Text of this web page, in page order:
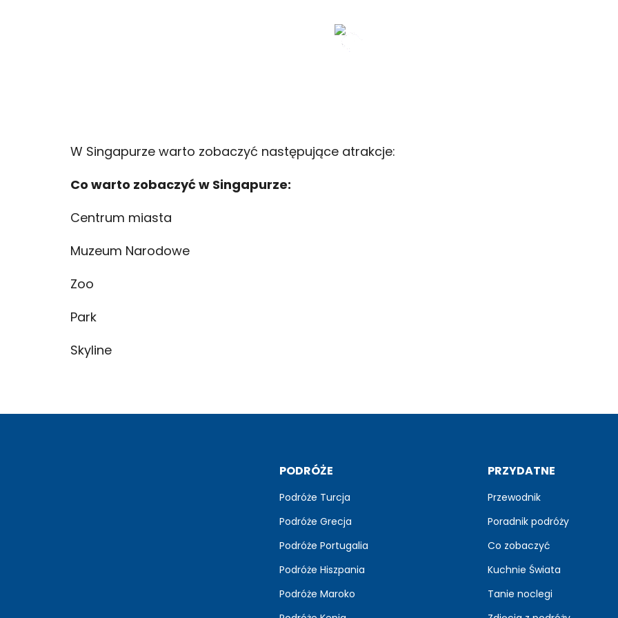
W Singapurze warto zobaczyć następujące atrakcje:
Co warto zobaczyć w Singapurze:
Centrum miasta
Muzeum Narodowe
Zoo
Park
Skyline
PODRÓŻE
Podróże Turcja
Podróże Grecja
Podróże Portugalia
Podróże Hiszpania
Podróże Maroko
PRZYDATNE
Przewodnik
Poradnik podróży
Co zobaczyć
Kuchnie Świata
Tanie noclegi